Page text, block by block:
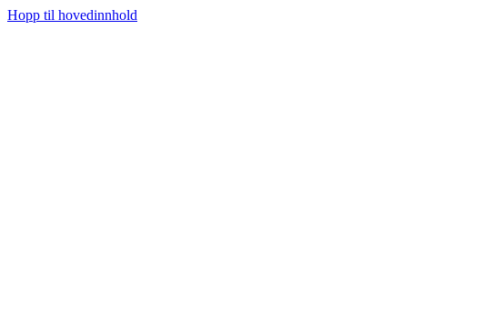
Hopp til hovedinnhold